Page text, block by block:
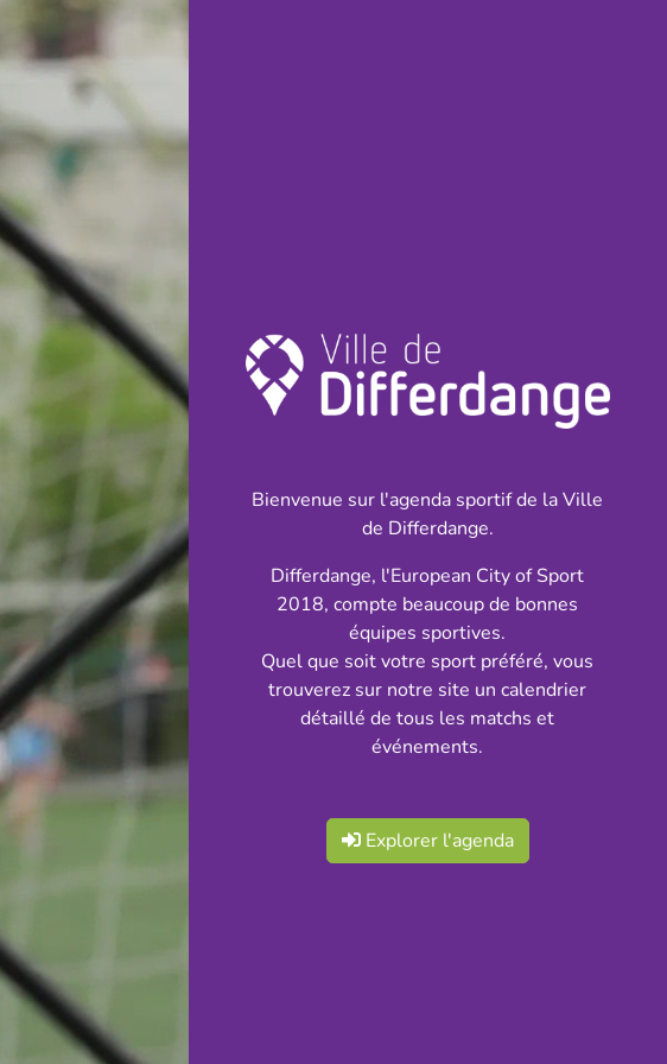
Bienvenue sur l'agenda sportif de la Ville
de Differdange.
Differdange, l'European City of Sport
2018, compte beaucoup de bonnes
équipes sportives.
Quel que soit votre sport préféré, vous
trouverez sur notre site un calendrier
détaillé de tous les matchs et
événements.
Explorer l'agenda